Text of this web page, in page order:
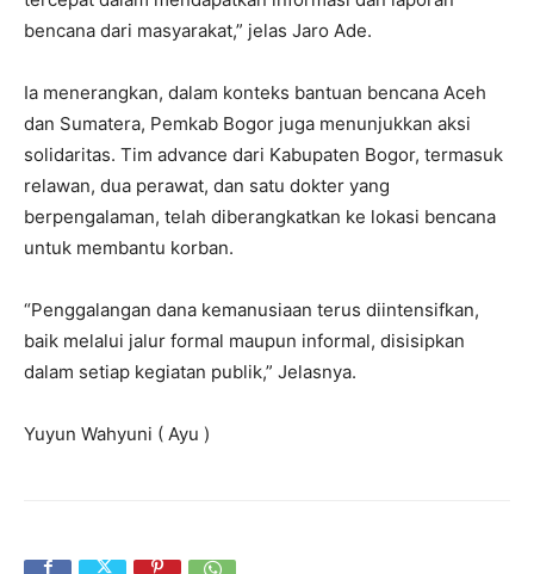
bencana dari masyarakat,” jelas Jaro Ade.
Ia menerangkan, dalam konteks bantuan bencana Aceh
dan Sumatera, Pemkab Bogor juga menunjukkan aksi
solidaritas. Tim advance dari Kabupaten Bogor, termasuk
relawan, dua perawat, dan satu dokter yang
berpengalaman, telah diberangkatkan ke lokasi bencana
untuk membantu korban.
“Penggalangan dana kemanusiaan terus diintensifkan,
baik melalui jalur formal maupun informal, disisipkan
dalam setiap kegiatan publik,” Jelasnya.
Yuyun Wahyuni ( Ayu )